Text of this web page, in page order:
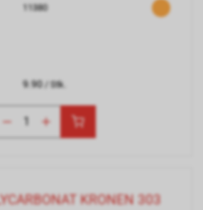
11380
9.90/ Stk.
KRONEN 303